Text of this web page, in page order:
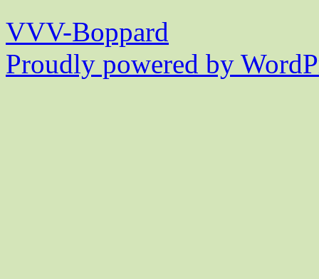
VVV-Boppard
Proudly powered by